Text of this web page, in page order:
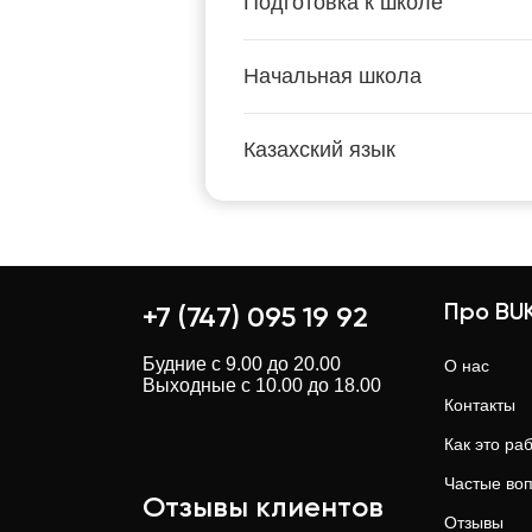
Начальная школа
Казахский язык
+7 (747) 095 19 92
Будние с 9.00 до 20.00
Выходные с 10.00 до 18.00
Отзывы клиентов
Про
О нас
Контакты
Как это
Частые
Отзывы